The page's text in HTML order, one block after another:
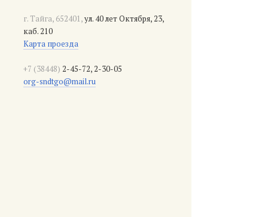
г. Тайга, 652401,ул. 40 лет Октября, 23,
каб. 210
Карта проезда
+7 (38448) 2-45-72, 2-30-05
org-sndtgo@mail.ru